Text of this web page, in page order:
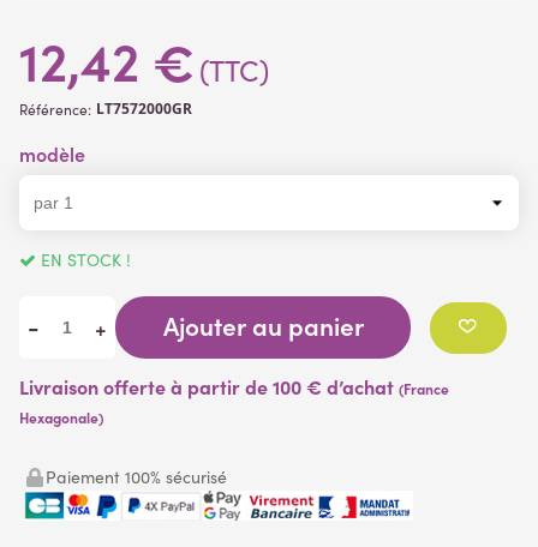
12,42 € (TTC)
Référence: LT7572000GR
modèle
EN STOCK !
- + Ajouter au panier
Livraison offerte à partir de 100 € d’achat (France
Hexagonale)
Paiement 100% sécurisé